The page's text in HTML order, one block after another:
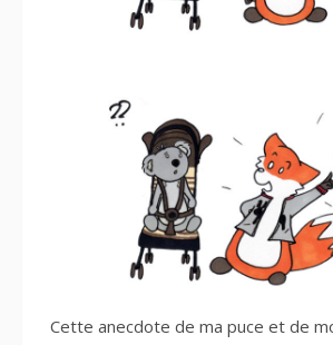
Cette anecdote de ma puce et de